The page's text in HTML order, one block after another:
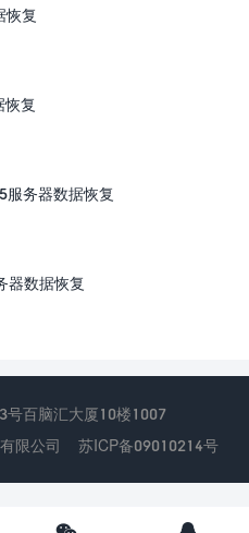
恢复
恢复
服务器数据恢复
器数据恢复
号百脑汇大厦10楼1007
限公司
苏ICP备09010214号